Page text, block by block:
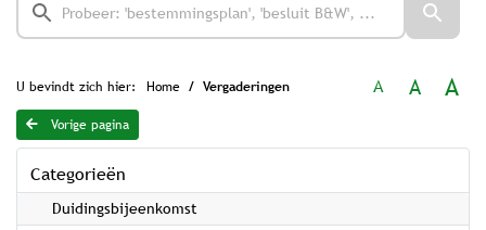
U bevindt zich hier: Home Vergaderingen A A A
Vorige pagina
Categorieën
Duidingsbijeenkomst